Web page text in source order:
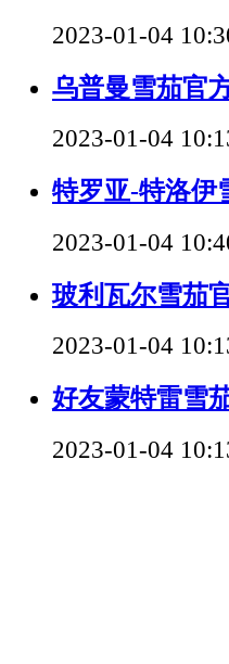
2023-01-04
乌普曼雪茄官
2023-01-04
特罗亚-特洛伊
2023-01-04
玻利瓦尔雪茄
2023-01-04
好友蒙特雷雪
2023-01-04